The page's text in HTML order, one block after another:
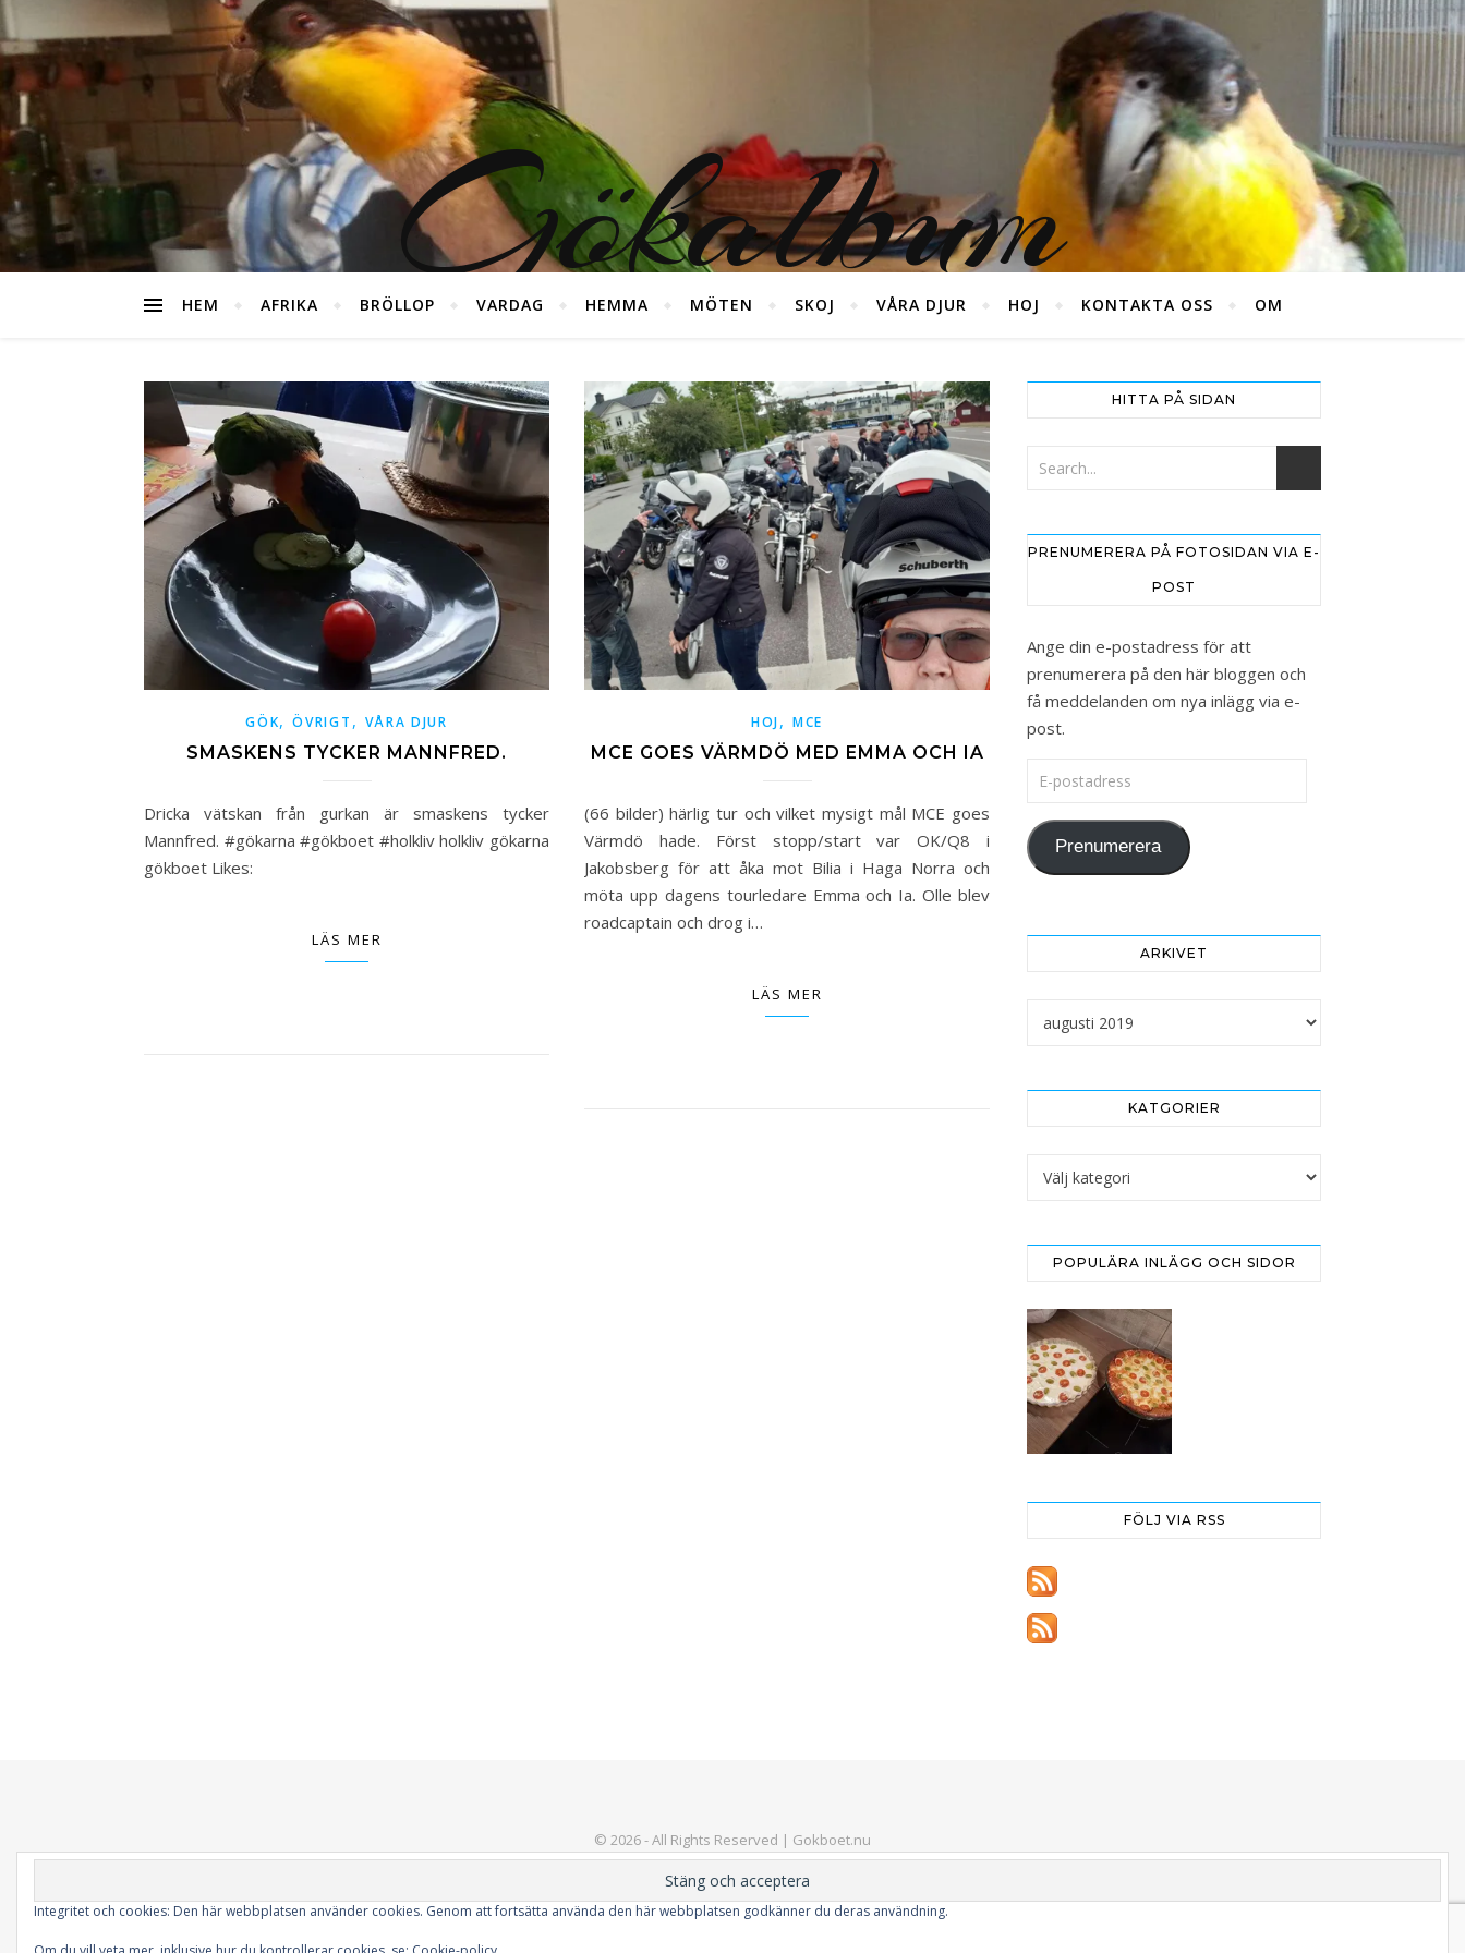
Gökalbum
foton från våra diverse äventyr ;)
HEM AFRIKA BRÖLLOP VARDAG HEMMA MÖTEN SKOJ VÅRA DJUR HOJ KONTAKTA OSS OM
GÖK,ÖVRIGT , VÅRA DJUR
SMASKENS TYCKER MANNFRED.
Dricka vätskan från gurkan är smaskens tycker
Mannfred. #gökarna #gökboet #holkliv holkliv gökarna
gökboet Likes:
LÄS MER
HOJ, MCE
MCE GOES VÄRMDÖ MED EMMA OCH IA
(66 bilder) härlig tur och vilket mysigt mål MCE goes
Värmdö hade. Först stopp/start var OK/Q8 i
Jakobsberg för att åka mot Bilia i Haga Norra och
möta upp dagens tourledare Emma och Ia. Olle blev
roadcaptain och drog i…
LÄS MER
HITTA PÅ SIDAN
PRENUMERERA PÅ FOTOSIDAN VIA E-
POST
Ange din e-postadress för att
prenumerera på den här bloggen och
få meddelanden om nya inlägg via e-
post.
E-postadress
Prenumerera
ARKIVET
KATGORIER
POPULÄRA INLÄGG OCH SIDOR
FÖLJ VIA RSS
© 2026 - All Rights Reserved | Gokboet.nu
BACK TO TOP
Integritet och cookies: Den här webbplatsen använder cookies. Genom att fortsätta använda den här webbplatsen godkänner du deras användning.